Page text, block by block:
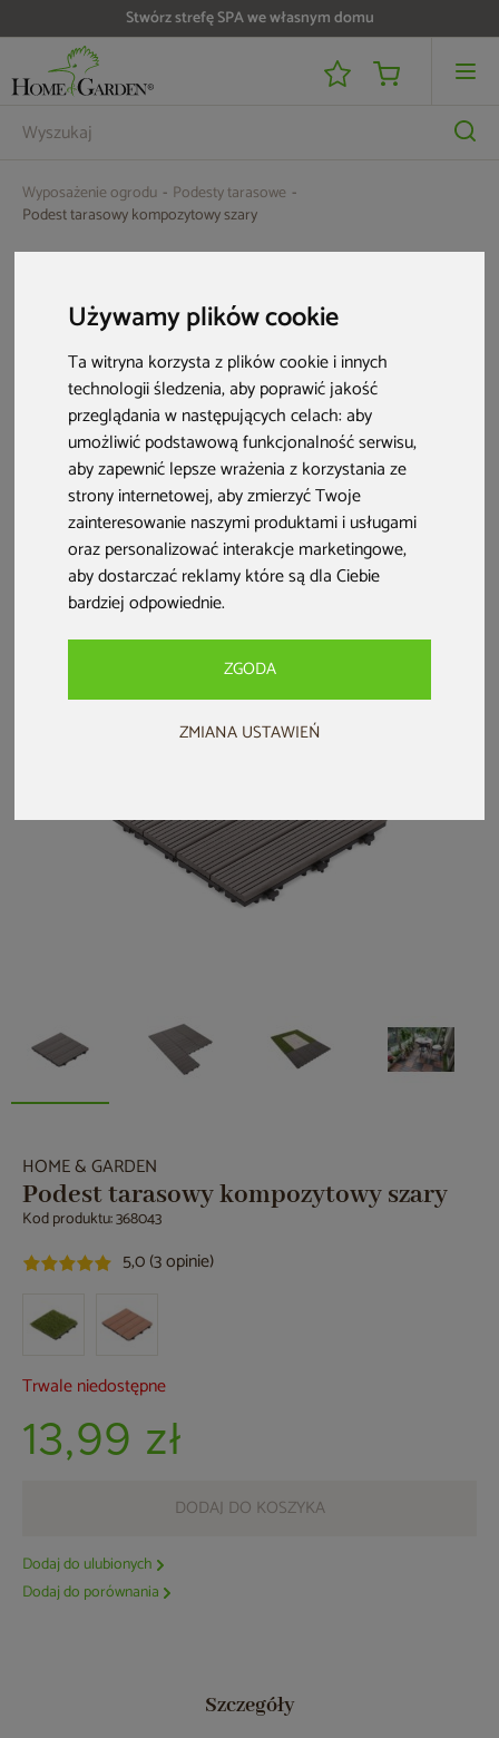
Używamy plików cookie
Ta witryna korzysta z plików cookie i innych
technologii śledzenia, aby poprawić jakość
przeglądania w następujących celach:aby
umożliwić podstawową funkcjonalność serwisu,
aby zapewnić lepsze wrażenia z korzystania ze
strony internetowej,aby zmierzyć Twoje
zainteresowanie naszymi produktami i usługami
oraz personalizować interakcje marketingowe,
aby dostarczać reklamy które są dla Ciebie
bardziej odpowiednie.
ZGODA
ZMIANA USTAWIEŃ
Stwórz strefę SPA we własnym domu
Do 25 000 zł zwrotu na kartę i raty RRSO 0%
Wyposażenie ogrodu
Podesty tarasowe
Podest tarasowy kompozytowy szary
Podest tarasowy
kompozytowy
brązowy
13,99 zł
Podest tarasowy
trawa
13,99 zł
HOME & GARDEN
Podest tarasowy kompozytowy szary
Kod produktu: 368043
5,0 (3 opinie)
Trwale niedostępne
13,99 zł
DODAJ DO KOSZYKA
Dodaj do ulubionych
Dodaj do porównania
Szczegóły